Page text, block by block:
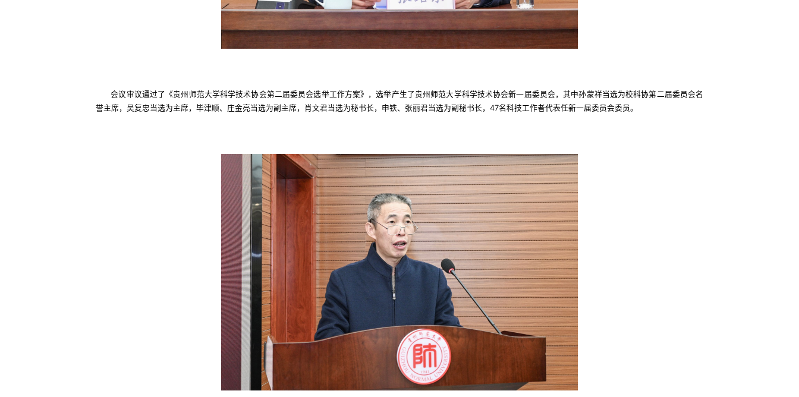
会议审议通过了《贵州师范大学科学技术协会第二届委员会选举工作方案》，选举产生了贵州师范大学科学技术协会新一届委员会，其中孙蒙祥当选为校科协第二届委员会名
誉主席，吴复忠当选为主席，毕津顺、庄金亮当选为副主席，肖文君当选为秘书长，申铁、张丽君当选为副秘书长，47名科技工作者代表任新一届委员会委员。